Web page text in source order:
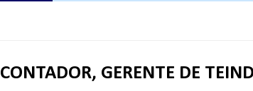
CONTADOR, GERENTE DE